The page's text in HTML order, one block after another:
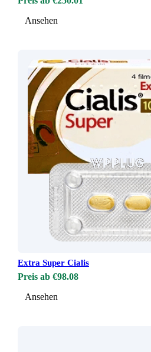
Ansehen
Extra Super Cialis
Preis ab €98.08
Ansehen